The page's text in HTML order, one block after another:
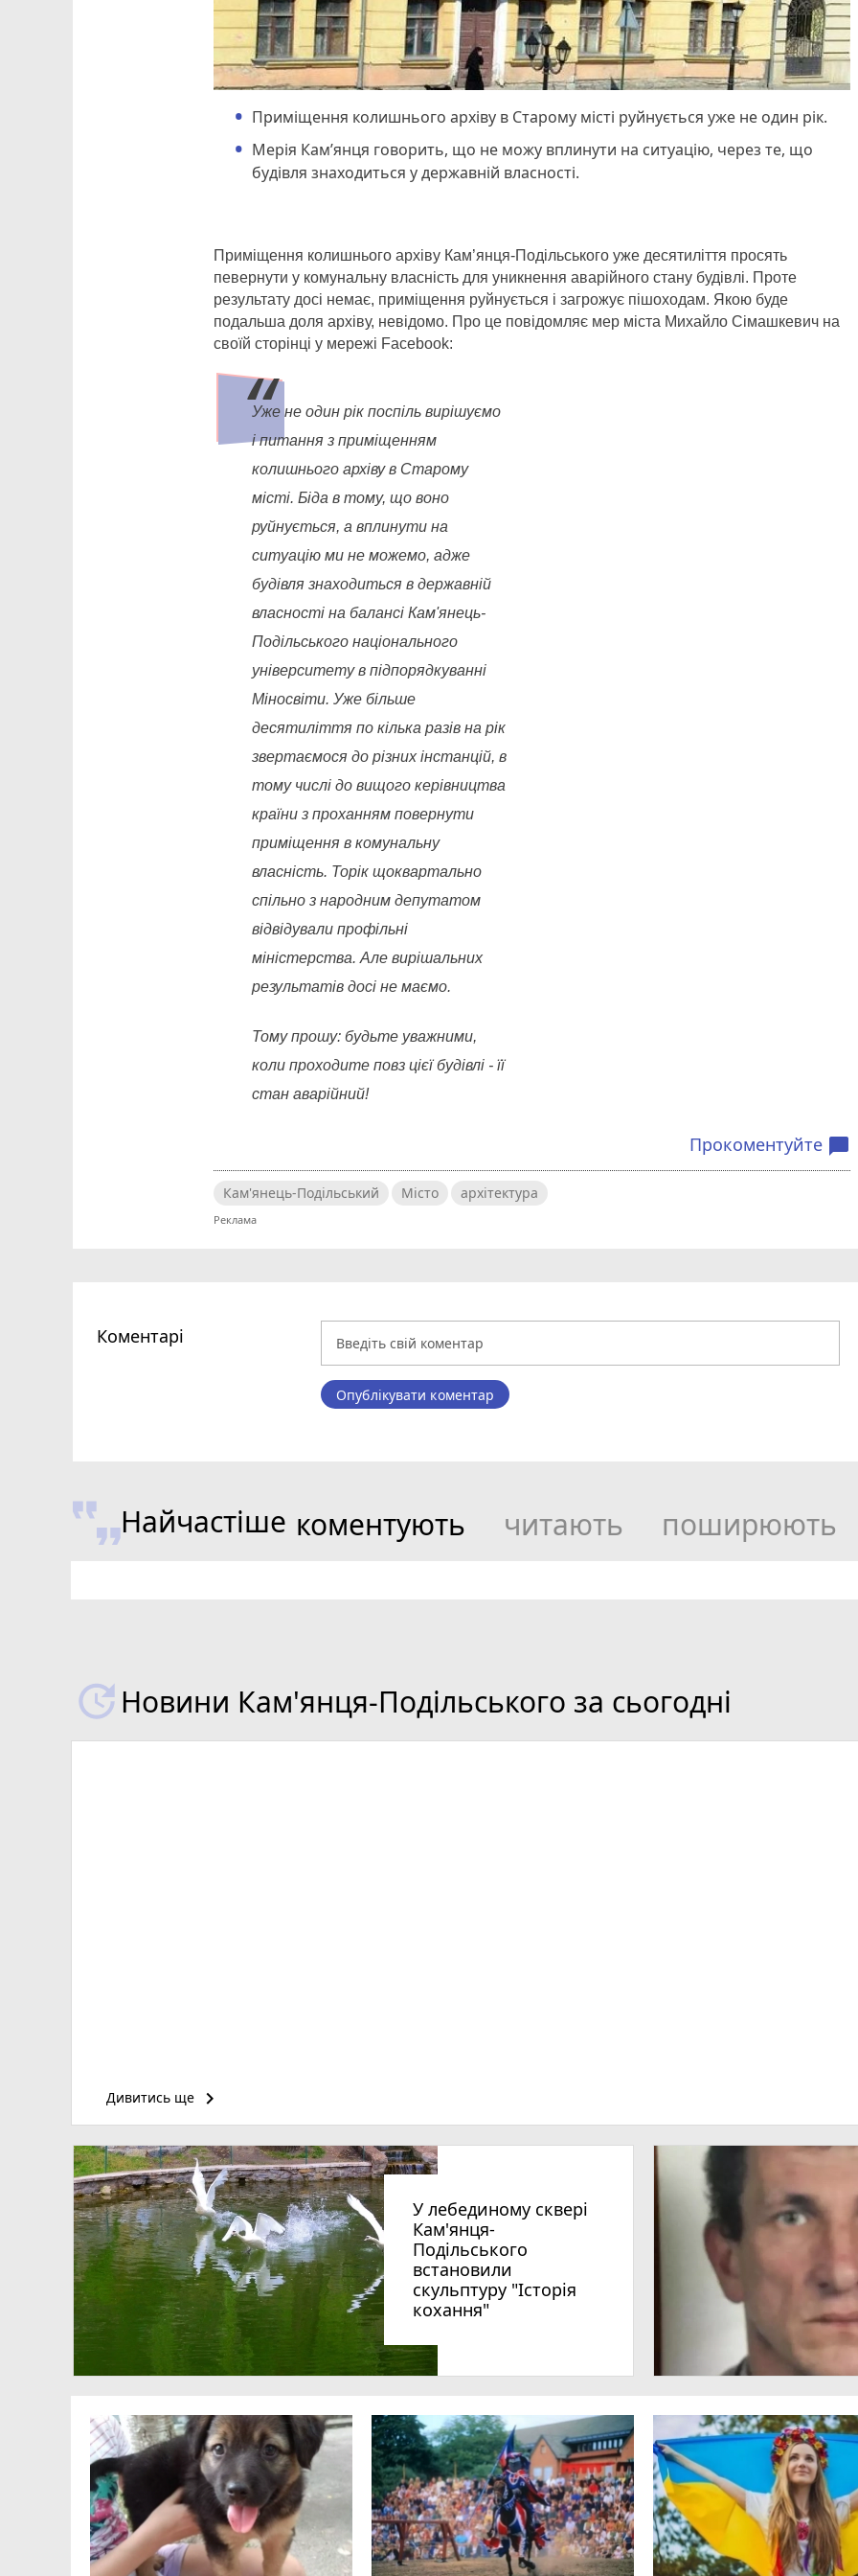
Приміщення колишнього архіву в Старому місті руйнується уже не один рік.
Мерія Кам’янця говорить, що не можу вплинути на ситуацію, через те, що
будівля знаходиться у державній власності.
Приміщення колишнього архіву Кам’янця-Подільського уже десятиліття просять
певернути у комунальну власність для уникнення аварійного стану будівлі. Проте
результату досі немає, приміщення руйнується і загрожує пішоходам. Якою буде
подальша доля архіву, невідомо. Про це повідомляє мер міста Михайло Сімашкевич на
своїй сторінці у мережі Facebook:
Уже не один рік поспіль вирішуємо
і питання з приміщенням
колишнього архіву в Старому
місті. Біда в тому, що воно
руйнується, а вплинути на
ситуацію ми не можемо, адже
будівля знаходиться в державній
власності на балансі Кам'янець-
Подільського національного
університету в підпорядкуванні
Міносвіти. Уже більше
десятиліття по кілька разів на рік
звертаємося до різних інстанцій, в
тому числі до вищого керівництва
країни з проханням повернути
приміщення в комунальну
власність. Торік щоквартально
спільно з народним депутатом
відвідували профільні
міністерства. Але вирішальних
результатів досі не маємо.
Тому прошу: будьте уважними,
коли проходите повз цієї будівлі - її
стан аварійний!
Прокоментуйте chat_bubble
Кам'янець-Подільський Місто архітектура
Коментарі
Опублікувати коментар
Найчастіше коментують читають поширюють
Новини Кам'янця-Подільського за сьогодні
Дивитись ще keyboard_arrow_right
У лебединому сквері
Кам'янця-
Подільського
встановили
скульптуру "Історія
кохання"